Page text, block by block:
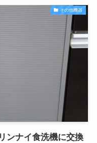
その他機器
ンナイ食洗機に交換